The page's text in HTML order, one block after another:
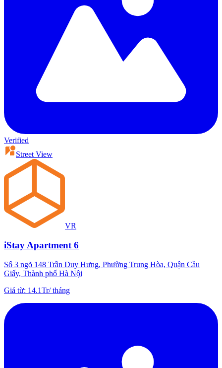
Verified
Street View
VR
iStay Apartment 6
Số 3 ngõ 148 Trần Duy Hưng, Phường Trung Hòa, Quận Cầu
Giấy, Thành phố Hà Nội
Giá từ: 14.1Tr/tháng